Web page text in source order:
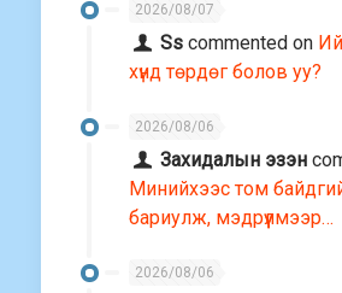
2026/08/07
Ss commented on
хүнд төрдөг болов уу?
2026/08/06
Захидалын эзэн
Минийхээс том
бариулж, мэдрүүлмээр…
2026/08/06